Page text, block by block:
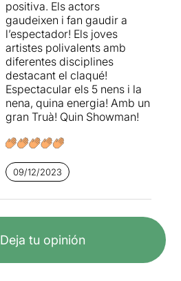
d'Anna Ramonen el que no
hi falta detall, amb moltes
peces adaptades i recosides
de l'Oliver Twistque es va
poder veure l'any 2000.
Penso que és un espectacle
que no us heu de perdre.
Realment és meravellós. A
positiva. Els actors
gaudeixen i fan gaudir a
l’espectador! Els joves
artistes polivalents amb
diferentes disciplines
destacant el claqué!
Espectacular els 5 nens i la
nena, quina energia! Amb un
gran Truà! Quin Showman!
09/12/2023
Deja tu opinión